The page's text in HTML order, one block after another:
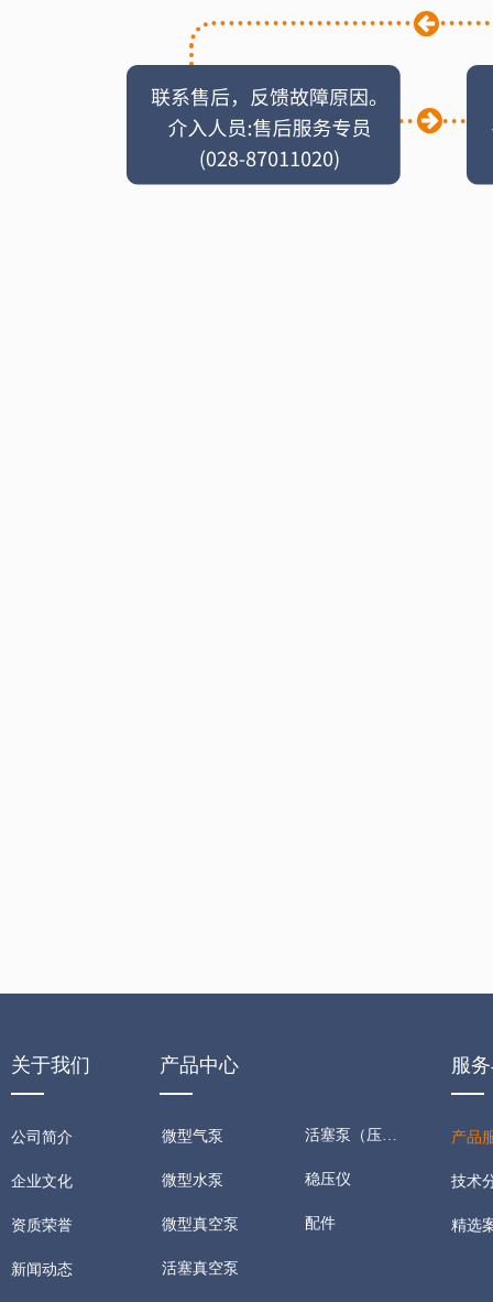
产品中心
微型气泵
微型水泵
微型真空泵
活塞真空泵
关于我们
公司简介
企业文化
资质荣誉
新闻动态
服
产品
技术
精选
活塞泵（压缩机）
稳压仪
配件